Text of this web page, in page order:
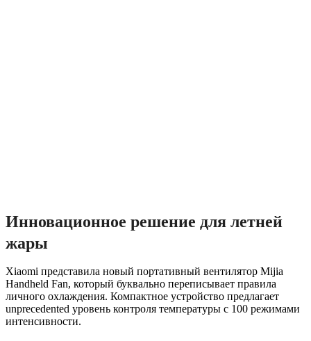
Инновационное решение для летней
жары
Xiaomi представила новый портативный вентилятор Mijia
Handheld Fan, который буквально переписывает правила
личного охлаждения. Компактное устройство предлагает
unprecedented уровень контроля температуры с 100 режимами
интенсивности.